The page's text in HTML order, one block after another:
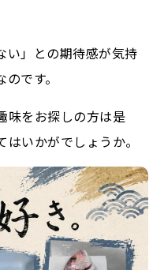
い」との期待感が気持
です。
味をお探しの方は是
いかがでしょうか。